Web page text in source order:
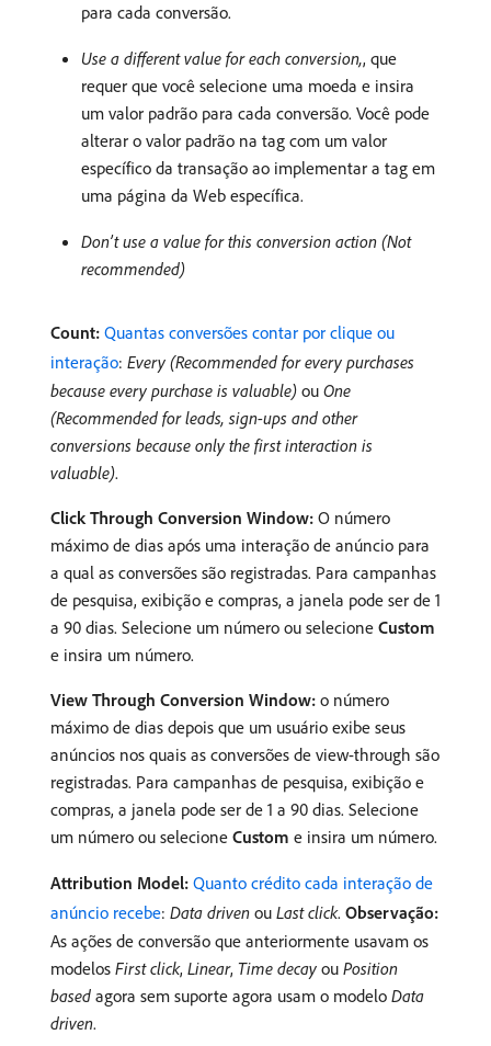
para cada conversão.
Use a different value for each conversion,, que
requer que você selecione uma moeda e insira
um valor padrão para cada conversão. Você pode
alterar o valor padrão na tag com um valor
específico da transação ao implementar a tag em
uma página da Web específica.
Don’t use a value for this conversion action (Not
recommended)
Count: Quantas conversões contar por clique ou
interação: Every (Recommended for every purchases
because every purchase is valuable) ou One
(Recommended for leads, sign-ups and other
conversions because only the first interaction is
valuable).
Click Through Conversion Window: O número
máximo de dias após uma interação de anúncio para
a qual as conversões são registradas. Para campanhas
de pesquisa, exibição e compras, a janela pode ser de 1
a 90 dias. Selecione um número ou selecione Custom
e insira um número.
View Through Conversion Window: o número
máximo de dias depois que um usuário exibe seus
anúncios nos quais as conversões de view-through são
registradas. Para campanhas de pesquisa, exibição e
compras, a janela pode ser de 1 a 90 dias. Selecione
um número ou selecione Custom e insira um número.
Attribution Model: Quanto crédito cada interação de
anúncio recebe: Data driven ou Last click. Observação:
As ações de conversão que anteriormente usavam os
modelos First click, Linear, Time decay ou Position
based agora sem suporte agora usam o modelo Data
driven.